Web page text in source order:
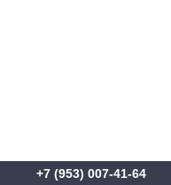
+7 (953) 007-41-64